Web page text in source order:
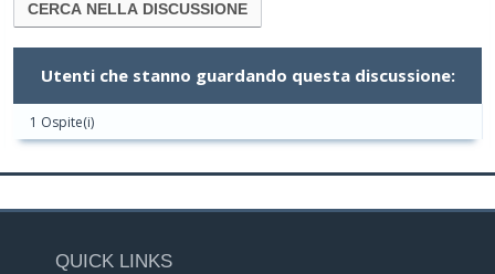
Utenti che stanno guardando questa discussione:
1 Ospite(i)
QUICK LINKS